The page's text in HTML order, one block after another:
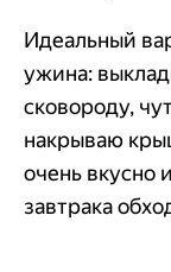
Идеальный
ужина:
сковороду,
накрываю
очень вкусно
завтрака